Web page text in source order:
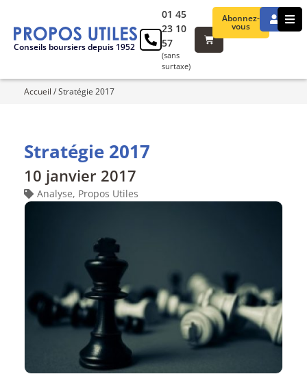
Conseils boursiers depuis 1952
Abonnez-
vous
01 45
23 10
57
(sans
surtaxe)
Accueil /Stratégie 2017
Stratégie 2017
10 janvier 2017
Analyse, Propos Utiles